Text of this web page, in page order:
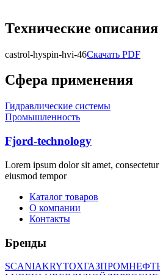
Технические описания
castrol-hyspin-hvi-46Скачать PDF
Сфера применения
Гидравлические системы
Промышленность
Fjord-technology
Lorem ipsum dolor sit amet,
eiusmod tempor
Каталог товаров
О компании
Контакты
Бренды
SCANIAKRYTOX